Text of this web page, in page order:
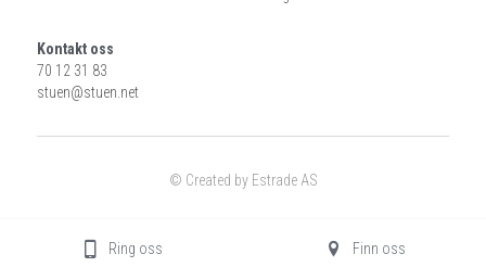
Kontakt oss
70 12 31 83
stuen@stuen.net
© Created by Estrade AS
Ring oss Finn oss